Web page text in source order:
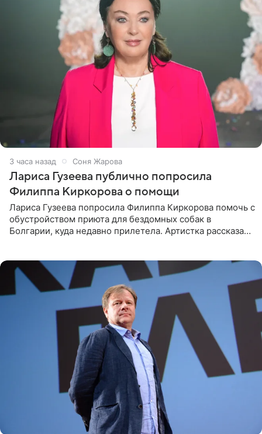
3 часа назад Соня Жарова
Лариса Гузеева публично попросила
Филиппа Киркорова о помощи
Лариса Гузеева попросила Филиппа Киркорова помочь с
обустройством приюта для бездомных собак в
Болгарии, куда недавно прилетела. Артистка рассказала